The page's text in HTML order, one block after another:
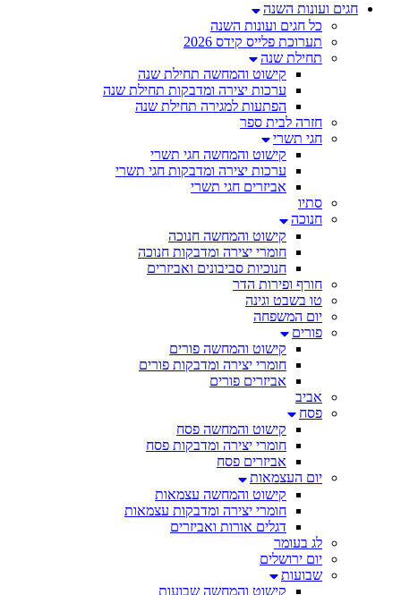
חגים ועונות השנה
כל חגים ועונות השנה
תערוכת פלייס קידס 2026
תחילת שנה
קישוט והמחשה תחילת שנה
ערכות יצירה ומדבקות תחילת שנה
הפתעות למגירה תחילת שנה
חזרה לבית ספר
חגי תשרי
קישוט והמחשה חגי תשרי
ערכות יצירה ומדבקות חגי תשרי
אביזרים חגי תשרי
סתיו
חנוכה
קישוט והמחשה חנוכה
חומרי יצירה ומדבקות חנוכה
חנוכיות סביבונים ואביזרים
חורף ופירות הדר
טו בשבט וגינה
יום המשפחה
פורים
קישוט והמחשה פורים
חומרי יצירה ומדבקות פורים
אביזרים פורים
אביב
פסח
קישוט והמחשה פסח
חומרי יצירה ומדבקות פסח
אביזרים פסח
יום העצמאות
קישוט והמחשה עצמאות
חומרי יצירה ומדבקות עצמאות
דגלים אורות ואביזרים
לג בעומר
יום ירושלים
שבועות
קישוט והמחשה שבועות